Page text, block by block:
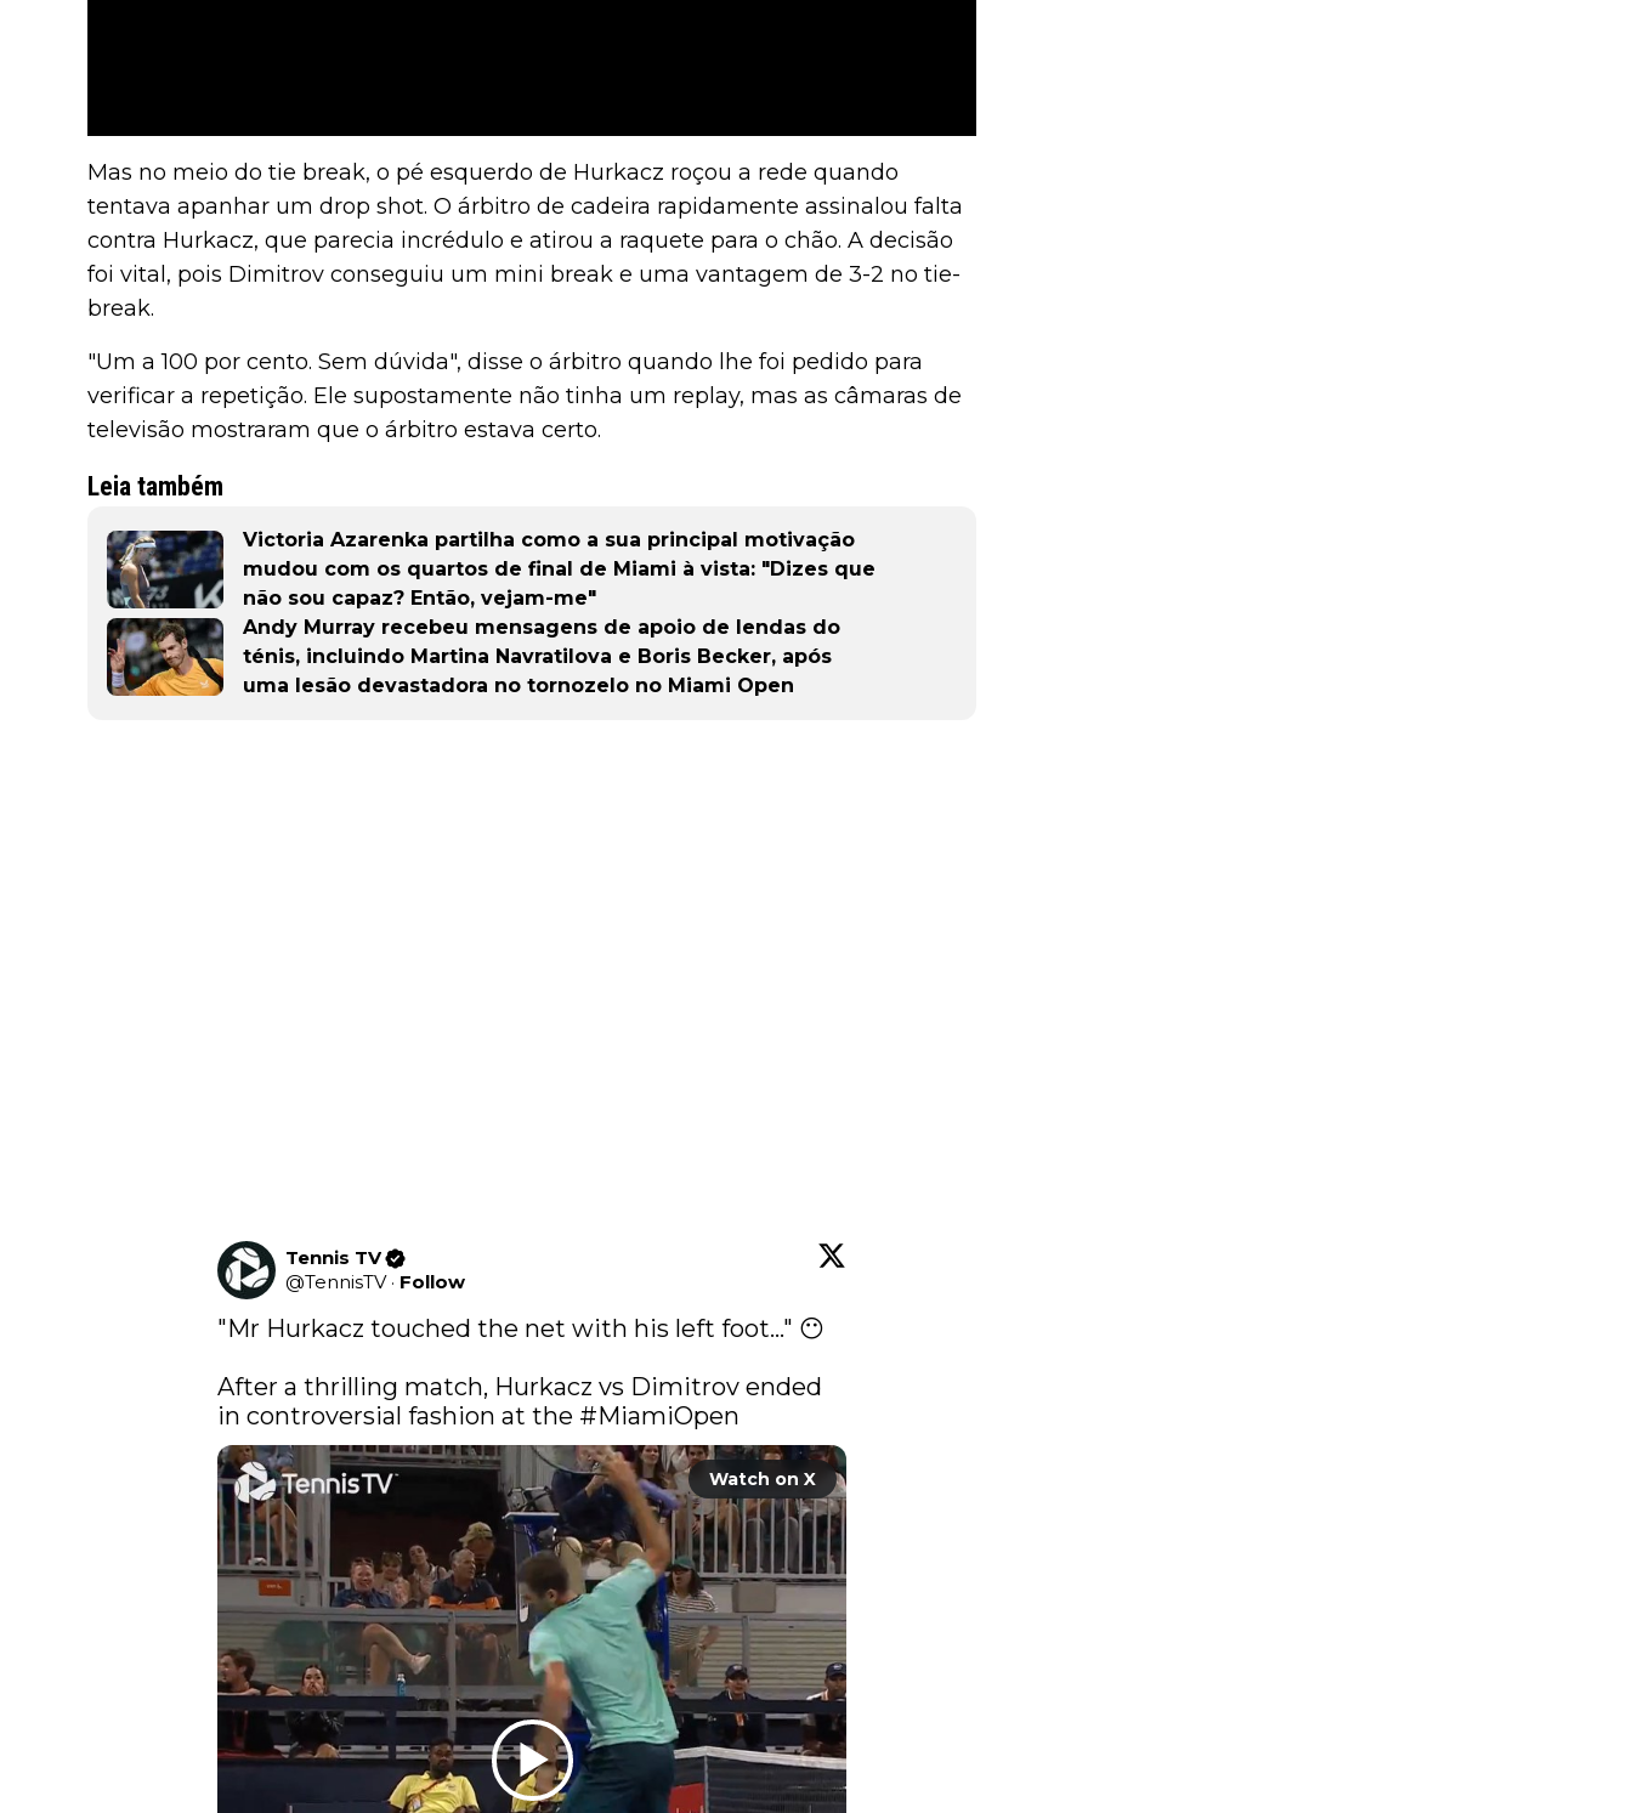
Mas no meio do tie break, o pé esquerdo de Hurkacz roçou a rede quando
tentava apanhar um drop shot. O árbitro de cadeira rapidamente assinalou falta
contra Hurkacz, que parecia incrédulo e atirou a raquete para o chão. A decisão
foi vital, pois Dimitrov conseguiu um mini break e uma vantagem de 3-2 no tie-
break.
"Um a 100 por cento. Sem dúvida", disse o árbitro quando lhe foi pedido para
verificar a repetição. Ele supostamente não tinha um replay, mas as câmaras de
televisão mostraram que o árbitro estava certo.
Leia também
Victoria Azarenka partilha como a sua principal motivação
mudou com os quartos de final de Miami à vista: "Dizes que
não sou capaz? Então, vejam-me"
Andy Murray recebeu mensagens de apoio de lendas do
ténis, incluindo Martina Navratilova e Boris Becker, após
uma lesão devastadora no tornozelo no Miami Open
Tennis TV
@TennisTV · Follow
"Mr Hurkacz touched the net with his left foot..." 😶
After a thrilling match, Hurkacz vs Dimitrov ended
in controversial fashion at the #MiamiOpen
Watch on X